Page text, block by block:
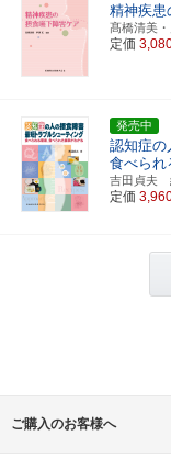
精神疾患
髙橋清美
定価
発売中
認知症
食べられ
吉田貞夫
定価
ご購入のお客様へ